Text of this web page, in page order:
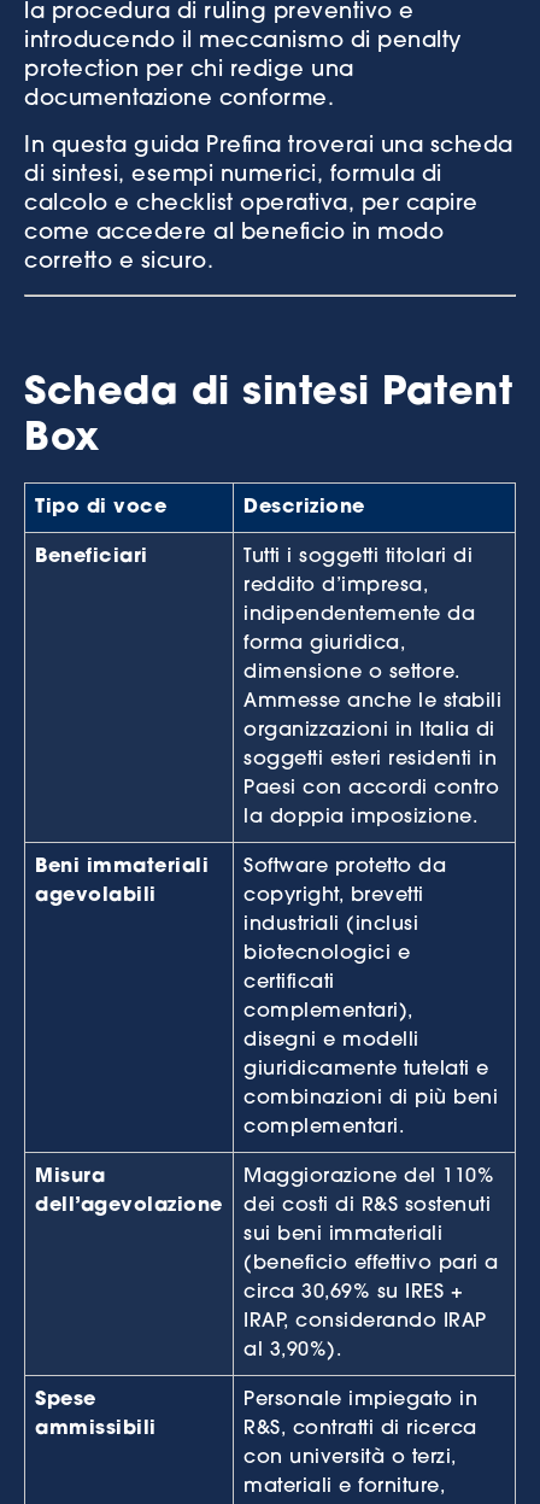
la procedura di ruling preventivo e
introducendo il meccanismo di penalty
protection per chi redige una
documentazione conforme.
In questa guida Prefina troverai una scheda
di sintesi, esempi numerici, formula di
calcolo e checklist operativa, per capire
come accedere al beneficio in modo
corretto e sicuro.
Scheda di sintesi Patent
Box
Tipo di voce Descrizione
Beneficiari
Tutti i soggetti titolari di
reddito d’impresa,
indipendentemente da
forma giuridica,
dimensione o settore.
Ammesse anche le stabili
organizzazioni in Italia di
soggetti esteri residenti in
Paesi con accordi contro
la doppia imposizione.
Beni immateriali
agevolabili
Software protetto da
copyright, brevetti
industriali (inclusi
biotecnologici e
certificati
complementari),
disegni e modelli
giuridicamente tutelati e
combinazioni di più beni
complementari.
Misura
dell’agevolazione
Maggiorazione del 110%
dei costi di R&S sostenuti
sui beni immateriali
(beneficio effettivo pari a
circa 30,69% su IRES +
IRAP, considerando IRAP
al 3,90%).
Spese
ammissibili
Personale impiegato in
R&S, contratti di ricerca
con università o terzi,
materiali e forniture,